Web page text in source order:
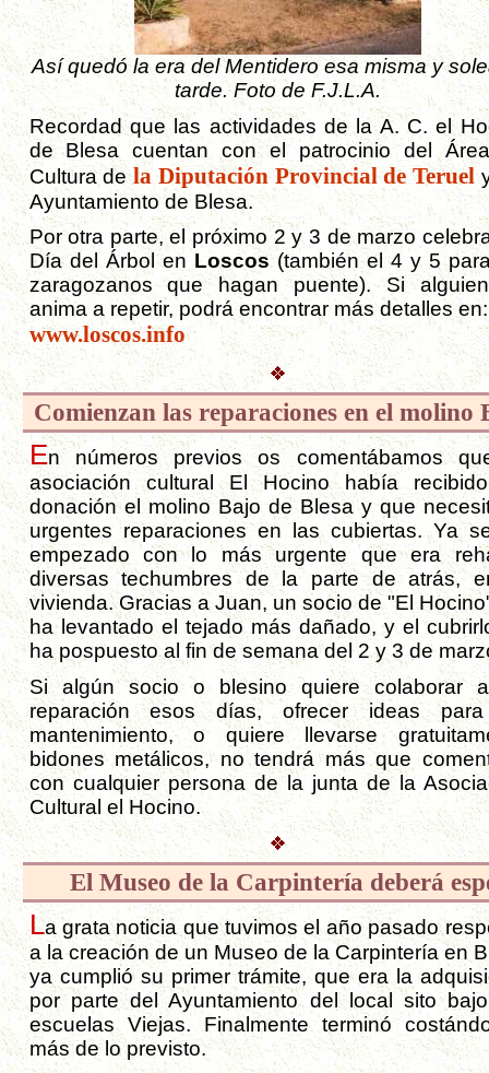
Así quedó la era del Mentidero esa misma y
tarde. Foto de F.J.L.A.
Recordad que las actividades de la A. C. el
de Blesa cuentan con el patrocinio del
Cultura de la Diputación Provincial de Teruel
Ayuntamiento de Blesa.
Por otra parte, el próximo 2 y 3 de marzo
Día del Árbol en Loscos (también el 4 y 5
zaragozanos que hagan puente). Si
anima a repetir, podrá encontrar más detalles en:
www.loscos.info
Comienzan las reparaciones en el molino
En números previos os comentábamos
asociación cultural El Hocino había
donación el molino Bajo de Blesa y que
urgentes reparaciones en las cubiertas. Ya
empezado con lo más urgente que era
diversas techumbres de la parte de atrás,
vivienda. Gracias a Juan, un socio de "El
ha levantado el tejado más dañado, y el
ha pospuesto al fin de semana del 2 y 3 de
Si algún socio o blesino quiere colaborar
reparación esos días, ofrecer ideas
mantenimiento, o quiere llevarse
bidones metálicos, no tendrá más que
con cualquier persona de la junta de la
Cultural el Hocino.
El Museo de la Carpintería deberá
La grata noticia que tuvimos el año pasado
a la creación de un Museo de la Carpintería en
ya cumplió su primer trámite, que era la
por parte del Ayuntamiento del local sito
escuelas Viejas. Finalmente terminó
más de lo previsto.